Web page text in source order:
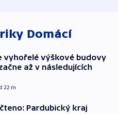
Domácí
vyhořelé výškové budovy
až v následujících
22 m
Pardubický kraj